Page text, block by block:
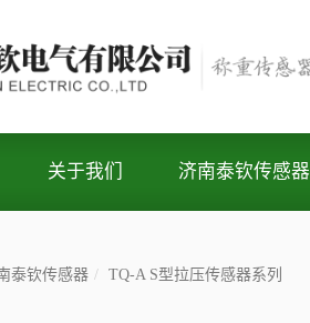
关于我们 济南泰钦传感器
泰钦传感器 TQ-A S型拉压传感器系列